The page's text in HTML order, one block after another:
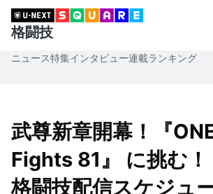
格闘技
ニュース特集インタビュー連載ランキング
武尊新章開幕！『
Fights 81』 に挑む
格闘技配信スケジュ